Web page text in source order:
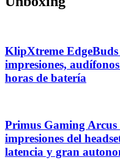
KlipXtreme
impresiones,
horas de batería
Primus Gaming
impresiones del
latencia y gran